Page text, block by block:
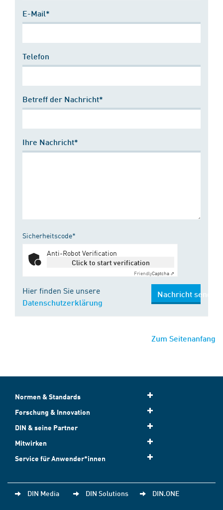
E-Mail*
Telefon
Betreff der Nachricht*
Ihre Nachricht*
Sicherheitscode*
Anti-Robot Verification
Click to start verification
FriendlyCaptcha ⇗
Hier finden Sie unsere
Datenschutzerklärung
Nachricht senden
Zum Seitenanfang
Normen & Standards
Forschung & Innovation
DIN & seine Partner
Mitwirken
Service für Anwender*innen
DIN Media DIN Solutions DIN.ONE